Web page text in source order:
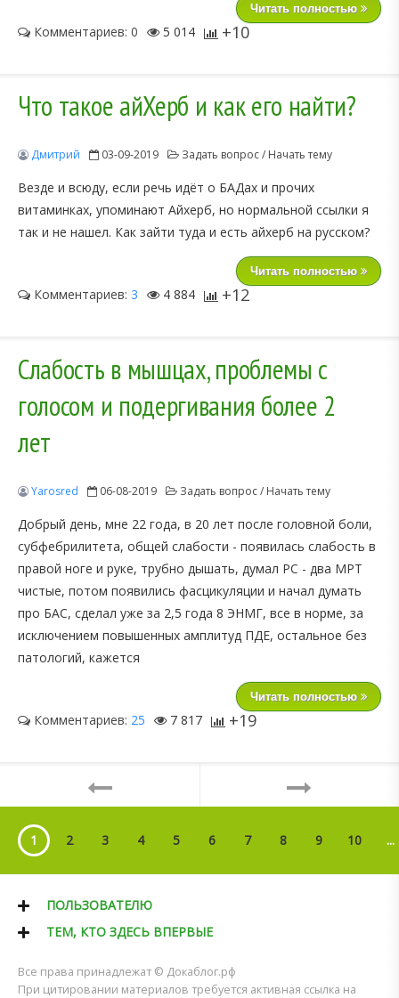
Читать полностью
Комментариев: 0 5 014 +10
Что такое айХерб и как его найти?
Дмитрий 03-09-2019 Задать вопрос / Начать тему
Везде и всюду, если речь идёт о БАДах и прочих
витаминках, упоминают Айхерб, но нормальной ссылки я
так и не нашел. Как зайти туда и есть айхерб на русском?
Читать полностью
Комментариев: 3 4 884 +12
Слабость в мышцах, проблемы с
голосом и подергивания более 2
лет
Yarosred 06-08-2019 Задать вопрос / Начать тему
Добрый день, мне 22 года, в 20 лет после головной боли,
субфебрилитета, общей слабости - появилась слабость в
правой ноге и руке, трубно дышать, думал РС - два МРТ
чистые, потом появились фасцикуляции и начал думать
про БАС, сделал уже за 2,5 года 8 ЭНМГ, все в норме, за
исключением повышенных амплитуд ПДЕ, остальное без
патологий, кажется
Читать полностью
Комментариев: 25 7 817 +19
1 2 3 4 5 6 7 8 9 10 ...
ПОЛЬЗОВАТЕЛЮ
ТЕМ, КТО ЗДЕСЬ ВПЕРВЫЕ
Все права принадлежат © Докаблог.рф
При цитировании материалов требуется активная ссылка на